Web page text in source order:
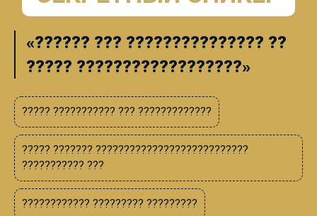
«?????? ??? ??????????????? ??
????? ??????????????????»
????? ??????????? ??? ?????????????
????? ??????? ???????????????????????????
??????????? ???
???????????? ????????? ?????????